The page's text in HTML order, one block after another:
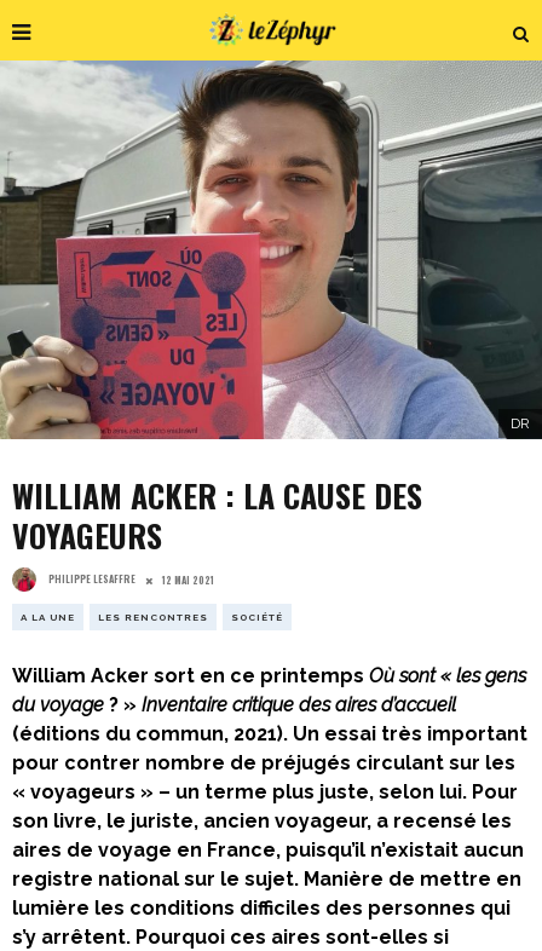
DR
WILLIAM ACKER : LA CAUSE DES
VOYAGEURS
PHILIPPE LESAFFRE 12 MAI 2021
A LA UNE LES RENCONTRES SOCIÉTÉ
William Acker sort en ce printemps Où sont « les gens
du voyage ? » Inventaire critique des aires d’accueil
(éditions du commun, 2021). Un essai très important
pour contrer nombre de préjugés circulant sur les
« voyageurs » – un terme plus juste, selon lui. Pour
son livre, le juriste, ancien voyageur, a recensé les
aires de voyage en France, puisqu’il n’existait aucun
registre national sur le sujet. Manière de mettre en
lumière les conditions difficiles des personnes qui
s’y arrêtent. Pourquoi ces aires sont-elles si